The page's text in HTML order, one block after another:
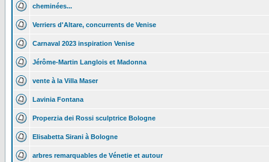
cheminées...
Verriers d'Altare, concurrents de Venise
Carnaval 2023 inspiration Venise
Jérôme-Martin Langlois et Madonna
vente à la Villa Maser
Lavinia Fontana
Properzia dei Rossi sculptrice Bologne
Elisabetta Sirani à Bologne
arbres remarquables de Vénetie et autour